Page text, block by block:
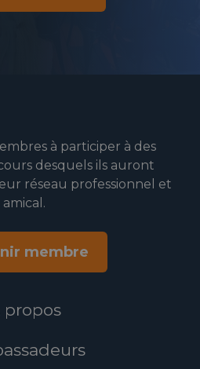
à participer à des
desquels ils auront
réseau professionnel et
amical.
membre
propos